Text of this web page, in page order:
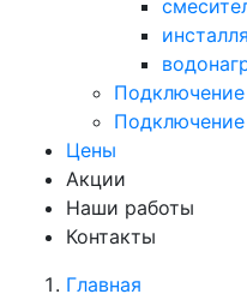
Цены
Акции
Наши работы
Контакты
Главная